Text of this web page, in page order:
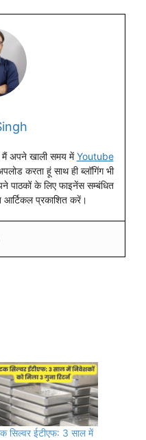
मैं अपने खाली समय मेंYoutube
करता हूं साथ ही ब्लॉगिंग भी
पाठकों के लिए फाइनेंस सम्बंधित
आर्टिकल प्रकाशित करें।
सिल्वर ईटीएफ: 3 साल में